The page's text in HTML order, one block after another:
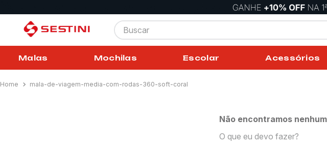
Buscar
Malas Mochilas Escolar Acessórios
mala-de-viagem-media-com-rodas-360-soft-coral
Não encontramos
O que eu devo fazer?